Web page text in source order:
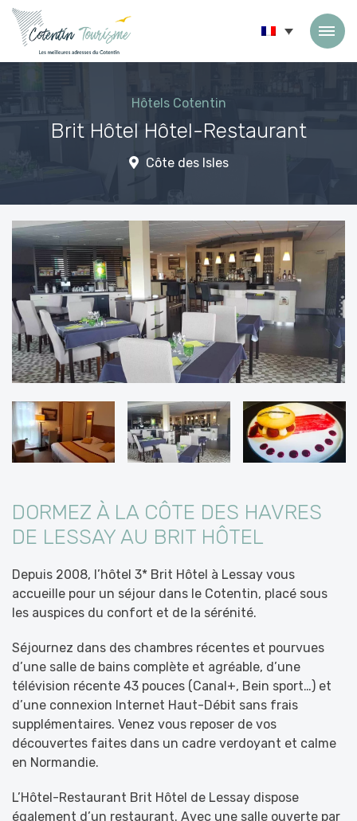
Hôtels Cotentin
Brit Hôtel Hôtel-Restaurant
Côte des Isles
DORMEZ À LA CÔTE DES HAVRES
DE LESSAY AU BRIT HÔTEL
Depuis 2008, l’hôtel 3* Brit Hôtel à Lessay vous
accueille pour un séjour dans le Cotentin, placé sous
les auspices du confort et de la sérénité.
Séjournez dans des chambres récentes et pourvues
d’une salle de bains complète et agréable, d’une
télévision récente 43 pouces (Canal+, Bein sport…) et
d’une connexion Internet Haut-Débit sans frais
supplémentaires. Venez vous reposer de vos
découvertes faites dans un cadre verdoyant et calme
en Normandie.
L’Hôtel-Restaurant Brit Hôtel de Lessay dispose
également d’un restaurant. Avec une salle ouverte par